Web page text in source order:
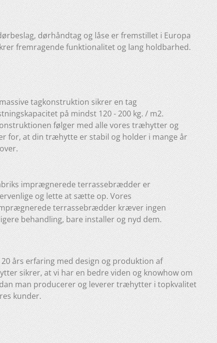
dørhåndtag og låse er fremstillet i Europa
fremragende funktionalitet og lang holdbarhed.
tagkonstruktion sikrer en tag
på mindst 120 - 200 kg. / m2.
følger med alle vores træhytter og
for, at din træhytte er stabil og holder i mange år
imprægnerede terrassebrædder er
og lette at sætte op. Vores
terrassebrædder kræver ingen
behandling, bare installer og nyd dem.
20 års erfaring med design og produktion af
sikrer, at vi har en bedre viden og knowhow om
man producerer og leverer træhytter i topkvalitet
kunder.